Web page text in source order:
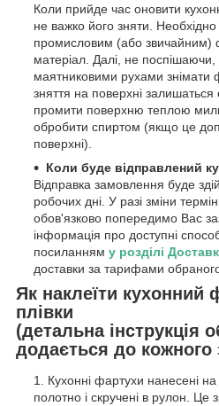
Коли прийде час оновити
не важко його зняти. Необхідно
промисловим (або звичайним)
матеріал. Далі, не
маятниковими рухами знімати
зняття на поверхні
промити поверхню теплою
обробити спиртом (якщо це
поверхні).
Коли буде відправлений
Відправка замовлення буде
робочих дні. У разі зміни
обов'язково попередимо Вас
інформація про доступні
посиланням у розділі
доставки за тарифами обраного
Як наклеїти кухонний
плівки
(детальна інструкція
додається до
Кухонні фартухи нанесені
полотно і скручені в рулон. Це